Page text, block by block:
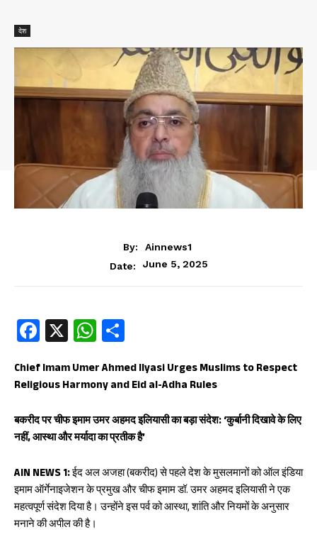
देश
By:
Ainnews1
Date:
June 5, 2025
Fa
ce
b
oo
k
X W
ha
ts
A
p
p
re
Chief Imam Umer Ahmed Ilyasi Urges Muslims to Respect
Religious Harmony and Eid al-Adha Rules
बकरीद पर चीफ इमाम उमर अहमद इलियासी का बड़ा संदेश: ‘कुर्बानी दिखावे के लिए
नहीं, आस्था और मर्यादा का प्रतीक है’
AIN NEWS 1:ईद अल अजहा (बकरीद) से पहले देश के मुसलमानों को ऑल इंडिया
इमाम ऑर्गेनाइजेशन के प्रमुख और चीफ इमाम डॉ. उमर अहमद इलियासी ने एक
महत्वपूर्ण संदेश दिया है। उन्होंने इस पर्व को आस्था, शांति और नियमों के अनुसार
मनाने की अपील की है।